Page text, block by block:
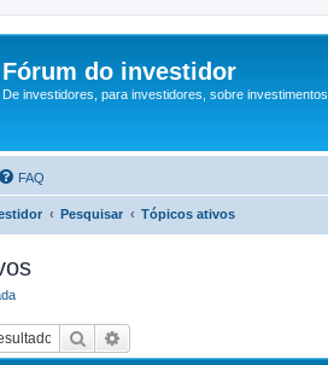
Fórum do investidor
De investidores, para investidores, sobre investimentos
FAQ
Pesquisar Tópicos ativos
Pesquisar